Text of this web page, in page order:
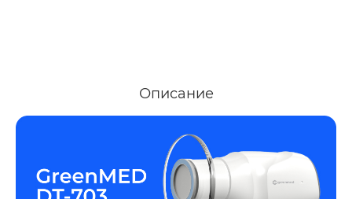
Описание